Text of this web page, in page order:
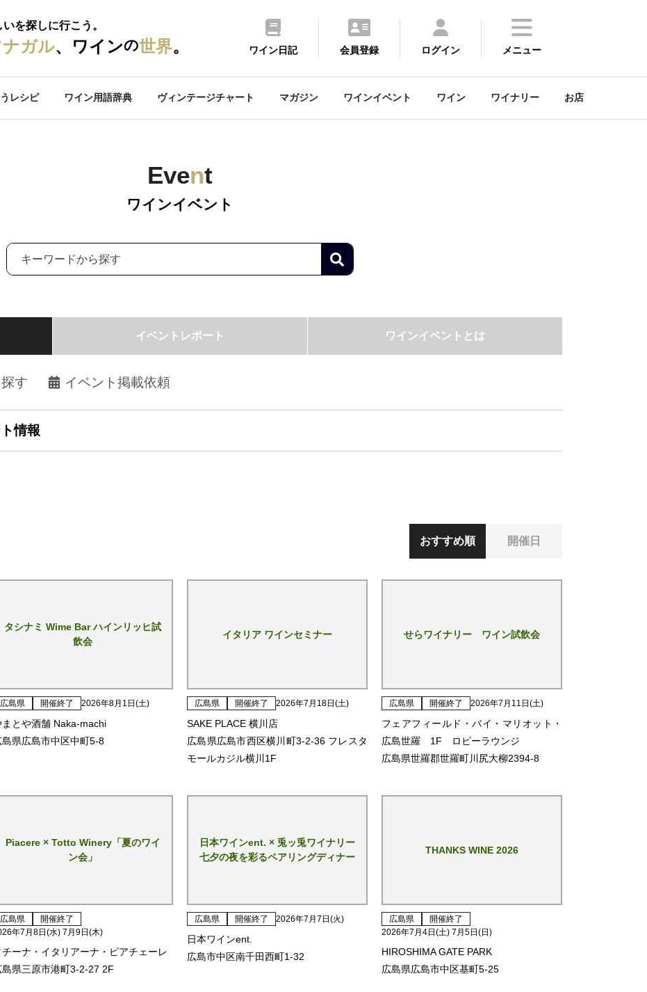
を探しに行こう。
ガル、ワインの世界。 ワイン日記 会員登録 ログイン メニュー
レシピ ワイン用語辞典 ヴィンテージチャート マガジン ワインイベント ワイン ワイナリー お店
Event
ワインイベント
イベントレポート ワインイベントとは
す イベント掲載依頼
情報
開催日
おすすめ順
タシナミ Wime Bar ハインリッヒ試
飲会
広島県 開催終了 2026年8月1日(土)
まとや酒舗 Naka-machi
島県広島市中区中町5-8
イタリア ワインセミナー
広島県 開催終了 2026年7月18日(土)
SAKE PLACE 横川店
広島県広島市西区横川町3-2-36 フレスタ
モールカジル横川1F
せらワイナリー ワイン試飲会
広島県 開催終了 2026年7月11日(土)
フェアフィールド・バイ・マリオット・
広島世羅 1F ロビーラウンジ
広島県世羅郡世羅町川尻大柳2394-8
Piacere × Totto Winery「夏のワイ
ン会」
広島県
開催終了
年7月8日(水) 7月9日(木)
チーナ・イタリアーナ・ピアチェーレ
島県三原市港町3-2-27 2F
日本ワインent. × 兎ッ兎ワイナリー
七夕の夜を彩るペアリングディナー
広島県 開催終了 2026年7月7日(火)
日本ワインent.
広島市中区南千田西町1-32
THANKS WINE 2026
広島県
開催終了
2026年7月4日(土) 7月5日(日)
HIROSHIMA GATE PARK
広島県広島市中区基町5-25